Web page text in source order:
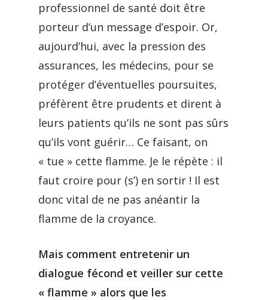
professionnel de santé doit être
porteur d’un message d’espoir. Or,
aujourd’hui, avec la pression des
assurances, les médecins, pour se
protéger d’éventuelles poursuites,
préfèrent être prudents et dirent à
leurs patients qu’ils ne sont pas sûrs
qu’ils vont guérir… Ce faisant, on
« tue » cette flamme. Je le répète : il
faut croire pour (s’) en sortir ! Il est
donc vital de ne pas anéantir la
flamme de la croyance.
Mais comment entretenir un
dialogue fécond et veiller sur cette
« flamme » alors que les